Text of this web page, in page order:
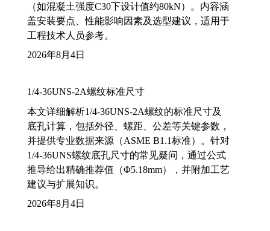
（如混凝土强度C30下设计值约80kN）。内容涵
盖安装要点、性能影响因素及选型建议，适用于
工程技术人员参考。
2026年8月4日
1/4-36UNS-2A螺纹标准尺寸
本文详细解析1/4-36UNS-2A螺纹的标准尺寸及
底孔计算，包括外径、螺距、公差等关键参数，
并提供专业数据来源（ASME B1.1标准）。针对
1/4-36UNS螺纹底孔尺寸的常见疑问，通过公式
推导给出精确推荐值（Φ5.18mm），并附加工艺
建议与扩展知识。
2026年8月4日